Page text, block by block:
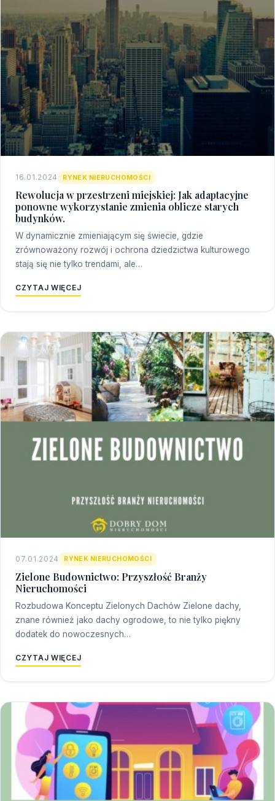
16.01.2024 RYNEK NIERUCHOMOŚCI
Rewolucja w przestrzeni miejskiej: Jak adaptacyjne
ponowne wykorzystanie zmienia oblicze starych
budynków.
W dynamicznie zmieniającym się świecie, gdzie
zrównoważony rozwój i ochrona dziedzictwa kulturowego
stają się nie tylko trendami, ale…
CZYTAJ WIĘCEJ
07.01.2024 RYNEK NIERUCHOMOŚCI
Zielone Budownictwo: Przyszłość Branży
Nieruchomości
Rozbudowa Konceptu Zielonych Dachów Zielone dachy,
znane również jako dachy ogrodowe, to nie tylko piękny
dodatek do nowoczesnych…
CZYTAJ WIĘCEJ